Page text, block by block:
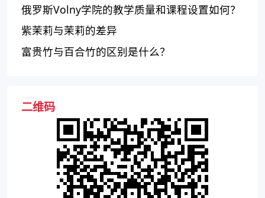
俄罗斯Volny学院的教学质量和课程设置如何？
紫茉莉与茉莉的差异
富贵竹与百合竹的区别是什么？
二维码